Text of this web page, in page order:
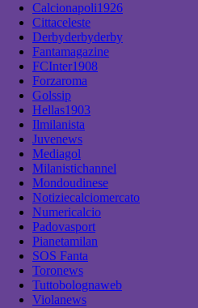
Calcionapoli1926
Cittaceleste
Derbyderbyderby
Fantamagazine
FCInter1908
Forzaroma
Golssip
Hellas1903
Ilmilanista
Juvenews
Mediagol
Milanistichannel
Mondoudinese
Notiziecalciomercato
Numericalcio
Padovasport
Pianetamilan
SOS Fanta
Toronews
Tuttobolognaweb
Violanews